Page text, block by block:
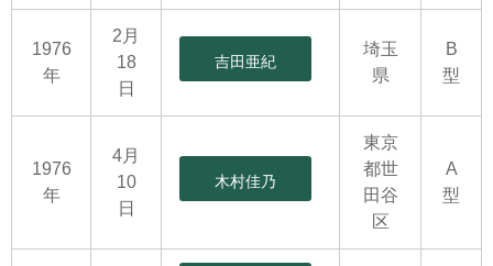
1976
年
2月
18
日
吉田亜紀
埼玉
県
B
型
1976
年
4月
10
日
木村佳乃
東京
都世
田谷
区
A
型